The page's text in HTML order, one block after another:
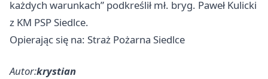
każdych warunkach” podkreślił mł. bryg. Paweł Kulicki
z KM PSP Siedlce.
Opierając się na: Straż Pożarna Siedlce
Autor:krystian